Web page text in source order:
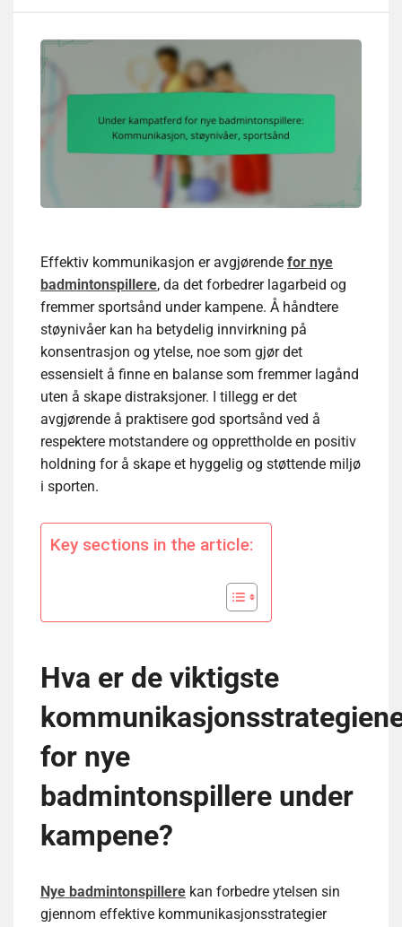
Effektiv kommunikasjon er avgjørende for nye
badmintonspillere, da det forbedrer lagarbeid og
fremmer sportsånd under kampene. Å håndtere
støynivåer kan ha betydelig innvirkning på
konsentrasjon og ytelse, noe som gjør det
essensielt å finne en balanse som fremmer lagånd
uten å skape distraksjoner. I tillegg er det
avgjørende å praktisere god sportsånd ved å
respektere motstandere og opprettholde en positiv
holdning for å skape et hyggelig og støttende miljø
i sporten.
Key sections in the article:
Hva er de viktigste
for nye
badmintonspillere under
kampene?
Nye badmintonspillere kan forbedre ytelsen sin
gjennom effektive kommunikasjonsstrategier